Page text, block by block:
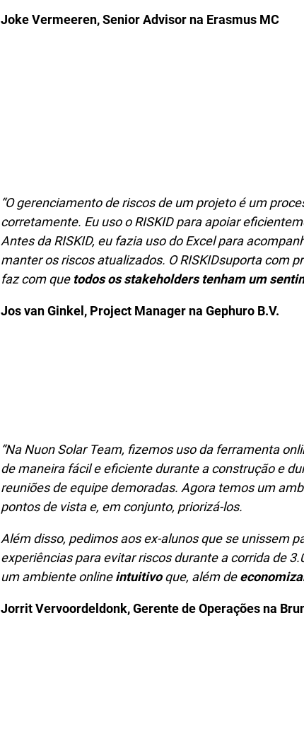
Joke Vermeeren, Senior Advisor na Erasmus MC
“O gerenciamento de riscos de um projeto é um
corretamente. Eu uso o RISKID para apoiar
Antes da RISKID, eu fazia uso do Excel para
manter os riscos atualizados. O RISKIDsuporta com
faz com que todos os stakeholders tenham um
Jos van Ginkel, Project Manager na Gephuro B.V.
“Na Nuon Solar Team, fizemos uso da ferramenta
de maneira fácil e eficiente durante a construção e
reuniões de equipe demoradas. Agora temos um
pontos de vista e, em conjunto, priorizá-los.
Além disso, pedimos aos ex-alunos que se unissem
experiências para evitar riscos durante a corrida de
um ambiente onlineintuitivoque, além de
Jorrit Vervoordeldonk, Gerente de Operações na